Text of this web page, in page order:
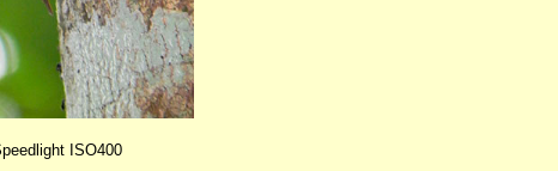
ISO400